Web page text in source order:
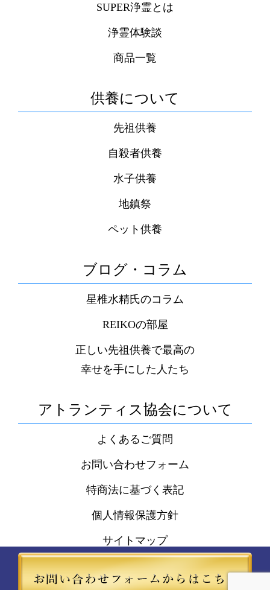
SUPER浄霊とは
浄霊体験談
商品一覧
供養について
先祖供養
自殺者供養
水子供養
地鎮祭
ペット供養
ブログ・コラム
星椎水精氏のコラム
REIKOの部屋
正しい先祖供養で最高の
幸せを手にした人たち
アトランティス協会について
よくあるご質問
お問い合わせフォーム
特商法に基づく表記
個人情報保護方針
サイトマップ